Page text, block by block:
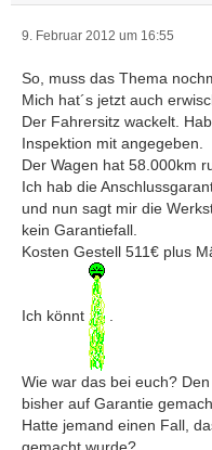
9. Februar 2012 um 16:55
So, muss das Thema
Mich hat´s jetzt auch
Der Fahrersitz wackelt.
Inspektion mit angegeben.
Der Wagen hat 58.000km
Ich hab die
und nun sagt mir die
kein Garantiefall.
Kosten Gestell 511€ plus
Ich könnt
Wie war das bei euch?
bisher auf Garantie
Hatte jemand einen Fall,